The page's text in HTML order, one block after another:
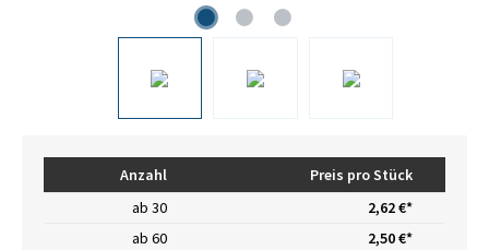
Anzahl
Preis pro Stück
ab 30
2,62 €*
ab 60
2,50 €*